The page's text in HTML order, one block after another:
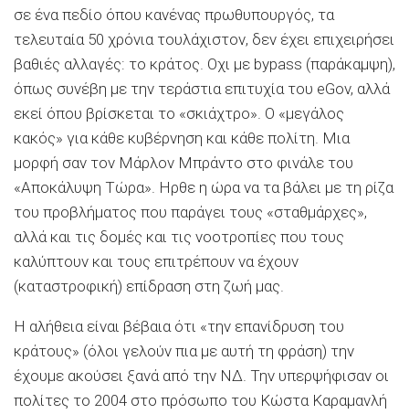
σε ένα πεδίο όπου κανένας πρωθυπουργός, τα
τελευταία 50 χρόνια τουλάχιστον, δεν έχει επιχειρήσει
βαθιές αλλαγές: το κράτος. Οχι με bypass (παράκαμψη),
όπως συνέβη με την τεράστια επιτυχία του eGov, αλλά
εκεί όπου βρίσκεται το «σκιάχτρο». Ο «μεγάλος
κακός» για κάθε κυβέρνηση και κάθε πολίτη. Μια
μορφή σαν τον Μάρλον Μπράντο στο φινάλε του
«Αποκάλυψη Τώρα». Ηρθε η ώρα να τα βάλει με τη ρίζα
του προβλήματος που παράγει τους «σταθμάρχες»,
αλλά και τις δομές και τις νοοτροπίες που τους
καλύπτουν και τους επιτρέπουν να έχουν
(καταστροφική) επίδραση στη ζωή μας.
Η αλήθεια είναι βέβαια ότι «την επανίδρυση του
κράτους» (όλοι γελούν πια με αυτή τη φράση) την
έχουμε ακούσει ξανά από την ΝΔ. Την υπερψήφισαν οι
πολίτες το 2004 στο πρόσωπο του Κώστα Καραμανλή